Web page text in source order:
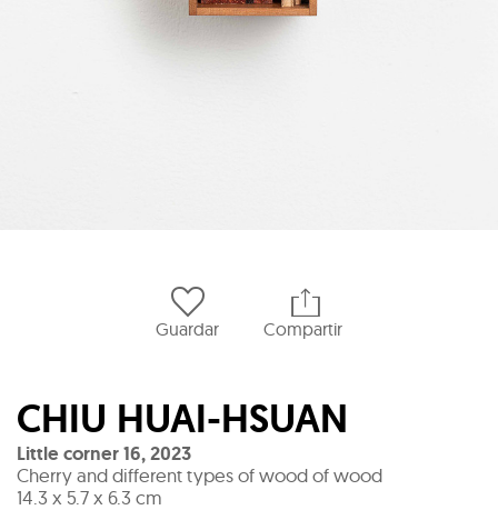
Guardar Compartir
CHIU HUAI-HSUAN
Little corner 16,2023
Cherry and different types of wood of wood
14.3 x 5.7 x 6.3 cm